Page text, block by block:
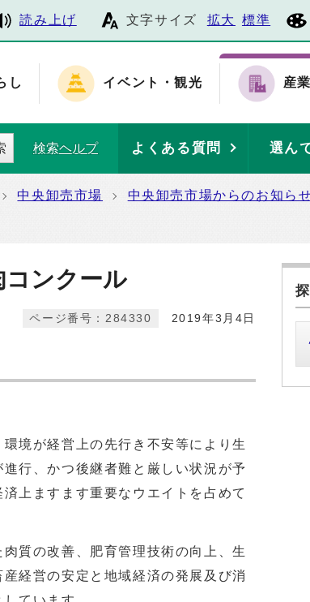
読み上げ 文字サイズ 拡大 標準
し イベント・観光 産
検索ヘルプ よくある質問 選ん
中央卸売市場 中央卸売市場からのお知ら
コンクール
2019年3月4日
ページ番号：284330
境が経営上の先行き不安等により生
行、かつ後継者難と厳しい状況が予
上ますます重要なウエイトを占めて
質の改善、肥育管理技術の向上、生
経営の安定と地域経済の発展及び消